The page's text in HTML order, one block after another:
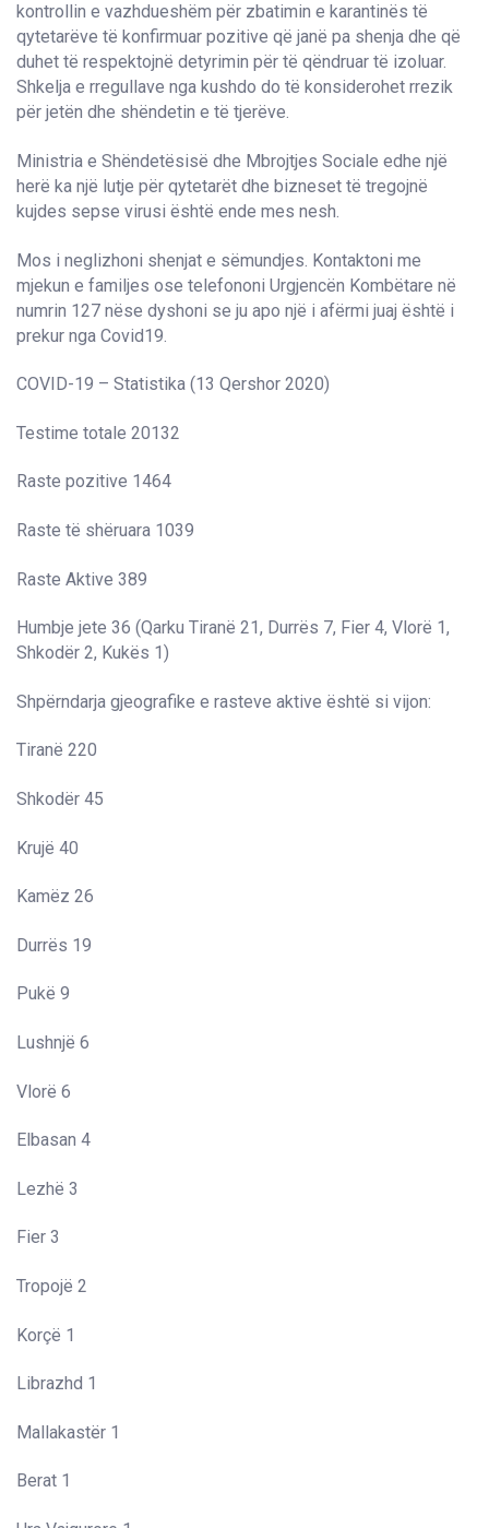
kontrollin e vazhdueshëm për zbatimin e karantinës të
qytetarëve të konfirmuar pozitive që janë pa shenja dhe që
duhet të respektojnë detyrimin për të qëndruar të izoluar.
Shkelja e rregullave nga kushdo do të konsiderohet rrezik
për jetën dhe shëndetin e të tjerëve.
Ministria e Shëndetësisë dhe Mbrojtjes Sociale edhe një
herë ka një lutje për qytetarët dhe bizneset të tregojnë
kujdes sepse virusi është ende mes nesh.
Mos i neglizhoni shenjat e sëmundjes. Kontaktoni me
mjekun e familjes ose telefononi Urgjencën Kombëtare në
numrin 127 nëse dyshoni se ju apo një i afërmi juaj është i
prekur nga Covid19.
COVID-19 – Statistika (13 Qershor 2020)
Testime totale 20132
Raste pozitive 1464
Raste të shëruara 1039
Raste Aktive 389
Humbje jete 36 (Qarku Tiranë 21, Durrës 7, Fier 4, Vlorë 1,
Shkodër 2, Kukës 1)
Shpërndarja gjeografike e rasteve aktive është si vijon:
Tiranë 220
Shkodër 45
Krujë 40
Kamëz 26
Durrës 19
Pukë 9
Lushnjë 6
Vlorë 6
Elbasan 4
Lezhë 3
Fier 3
Tropojë 2
Korçë 1
Librazhd 1
Mallakastër 1
Berat 1